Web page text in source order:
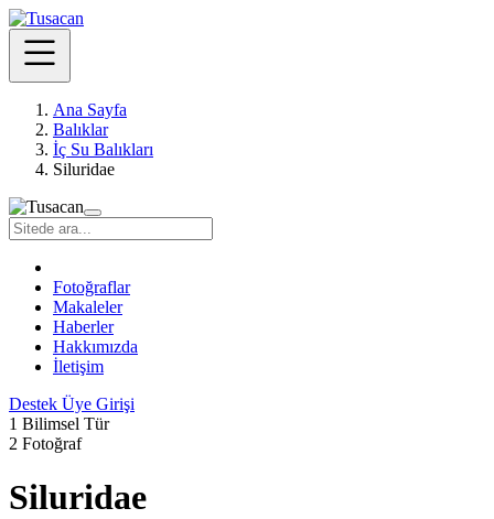
Ana Sayfa
Balıklar
İç Su Balıkları
Siluridae
Fotoğraflar
Makaleler
Haberler
Hakkımızda
İletişim
Destek Üye Girişi
1 Bilimsel Tür
2 Fotoğraf
Siluridae